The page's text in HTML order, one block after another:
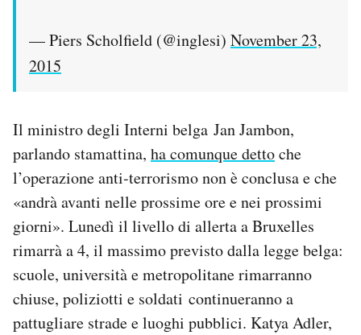
— Piers Scholfield (@inglesi) November 23,
2015
Il ministro degli Interni belga Jan Jambon,
parlando stamattina, ha comunque dettoche
l’operazione anti-terrorismo non è conclusa e che
«andrà avanti nelle prossime ore e nei prossimi
giorni». Lunedì il livello di allerta a Bruxelles
rimarrà a 4, il massimo previsto dalla legge belga:
scuole, università e metropolitane rimarranno
chiuse, poliziotti e soldati continueranno a
pattugliare strade e luoghi pubblici. Katya Adler,